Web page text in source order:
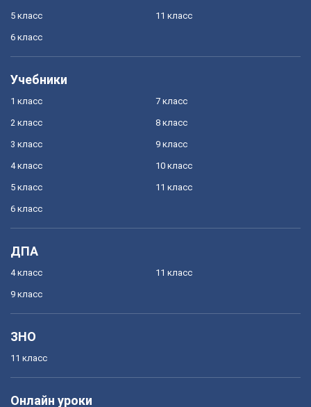
5 класс
6 класс
11 класс
Учебники
1 класс
2 класс
3 класс
4 класс
5 класс
6 класс
7 класс
8 класс
9 класс
10 класс
11 класс
ДПА
4 класс
9 класс
11 класс
ЗНО
11 класс
Онлайн уроки